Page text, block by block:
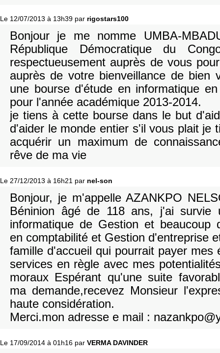
Le 12/07/2013 à 13h39 par rigostars100
Bonjour je me nomme UMBA-
République Démocratique du
respectueusement auprès de vous
auprès de votre bienveillance de bien
une bourse d'étude en informatique
pour l'année académique 2013-2014.
je tiens à cette bourse dans le but
d'aider le monde entier s'il vous plait je
acquérir un maximum de
rêve de ma vie
Le 27/12/2013 à 16h21 par nel-son
Bonjour, je m'appelle AZANKPO
Béninion âgé de 118 ans, j'ai survie
informatique de Gestion et beaucoup
en comptabilité et Gestion d'entreprise
famille d'accueil qui pourrait payer mes
services en règle avec mes
moraux Espérant qu'une suite
ma demande,recevez Monsieur
haute considération.
Merci.mon adresse e mail :
Le 17/09/2014 à 01h16 par VERMA DAVINDER